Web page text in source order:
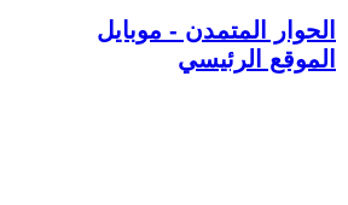
الحوار المتمدن - موبايل
الموقع الرئيسي